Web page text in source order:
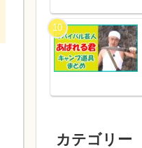
カテゴリー